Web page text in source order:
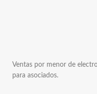
Ventas por menor de
para asociados.